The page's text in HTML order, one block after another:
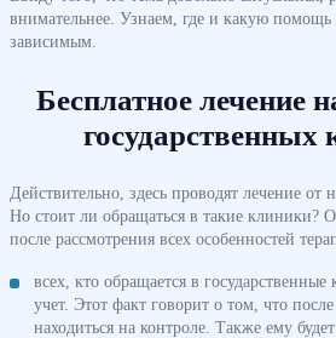
внимательнее. Узнаем, где и какую помощь
зависимым.
Бесплатное лечение
государственных
Действительно, здесь проводят лечение от
Но стоит ли обращаться в такие клиники?
после рассмотрения всех особенностей
всех, кто обращается в государственные
учет. Этот факт говорит о том, что
находиться на контроле. Также ему